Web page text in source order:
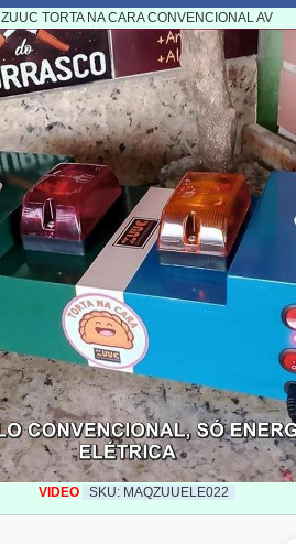
ZUUC TORTA NA CARA CONVENCIONAL AV
VIDEO SKU: MAQZUUELE022